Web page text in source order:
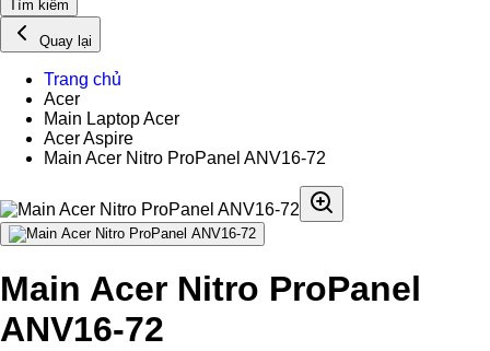
Tìm kiếm
Quay lại
Trang chủ
Acer
Main Laptop Acer
Acer Aspire
Main Acer Nitro ProPanel ANV16-72
Main Acer Nitro ProPanel
ANV16-72